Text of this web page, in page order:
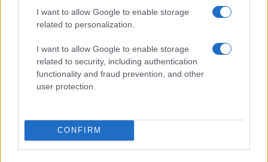
I want to allow Google to enable storage
related to personalization.
I want to allow Google to enable storage
related to security, including authentication
functionality and fraud prevention, and other
user protection.
CONFIRM
Le nuove Havaianas Kitten Heel debuttano a
LIFESTYLE